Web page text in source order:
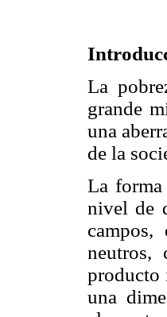
La
grande
una
de la
La
nivel de
neutros,
producto
una